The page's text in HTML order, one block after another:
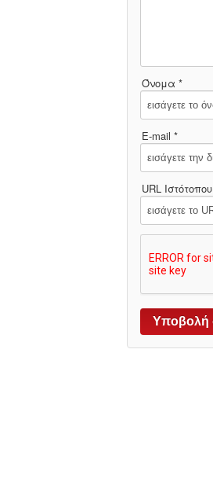
Όνομα *
E-mail *
URL Ιστότοπου